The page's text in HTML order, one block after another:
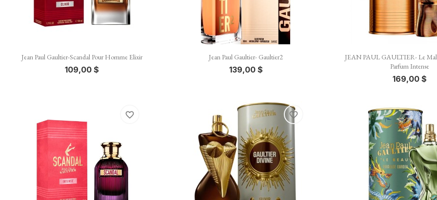
Vista rápida
Jean Paul Gaultier-Scandal Pour Homme Elixir
109,00 $
Vista rápida
Jean Paul Gaultier- Gaultier2
139,00 $
 Vista rápida
JEAN PAUL GAULTIER- Le
Parfum Intense
169,00 $
favorite_border favorite_border